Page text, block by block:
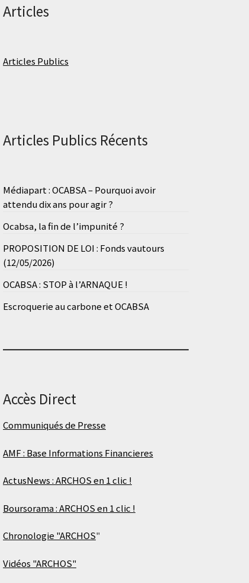
Articles
Articles Publics
Articles Publics Récents
Médiapart : OCABSA – Pourquoi avoir
attendu dix ans pour agir ?
Ocabsa, la fin de l’impunité ?
PROPOSITION DE LOI : Fonds vautours
(12/05/2026)
OCABSA : STOP à l’ARNAQUE !
Escroquerie au carbone et OCABSA
Accès Direct
Communiqués de Presse
AMF : Base Informations Financieres
ActusNews : ARCHOS en 1 clic !
Boursorama : ARCHOS en 1 clic !
Chronologie "ARCHOS"
Vidéos "ARCHOS"